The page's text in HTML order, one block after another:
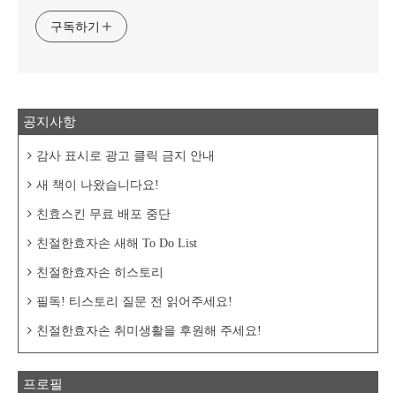
구독하기
공지사항
감사 표시로 광고 클릭 금지 안내
새 책이 나왔습니다요!
친효스킨 무료 배포 중단
친절한효자손 새해 To Do List
친절한효자손 히스토리
필독! 티스토리 질문 전 읽어주세요!
친절한효자손 취미생활을 후원해 주세요!
프로필